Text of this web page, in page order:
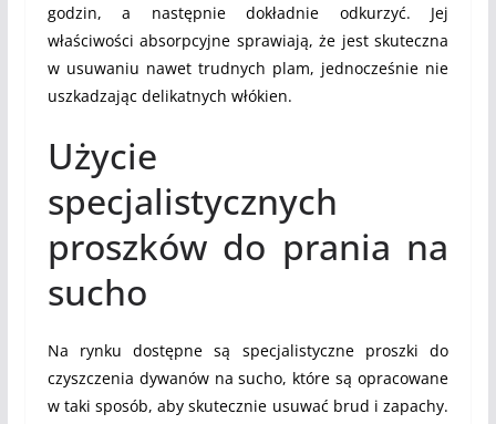
godzin, a następnie dokładnie odkurzyć. Jej
właściwości absorpcyjne sprawiają, że jest skuteczna
w usuwaniu nawet trudnych plam, jednocześnie nie
uszkadzając delikatnych włókien.
Użycie
specjalistycznych
proszków do prania na
sucho
Na rynku dostępne są specjalistyczne proszki do
czyszczenia dywanów na sucho, które są opracowane
w taki sposób, aby skutecznie usuwać brud i zapachy.